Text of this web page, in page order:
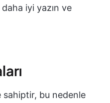
iyi yazın ve
bu nedenle